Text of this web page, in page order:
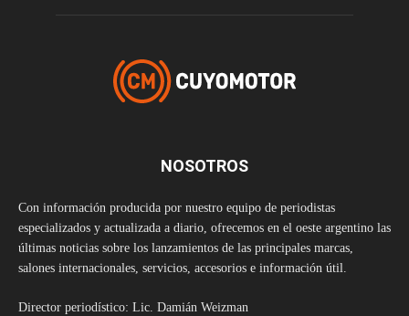
NOSOTROS
Con información producida por nuestro equipo de periodistas
especializados y actualizada a diario, ofrecemos en el oeste argentino las
últimas noticias sobre los lanzamientos de las principales marcas,
salones internacionales, servicios, accesorios e información útil.
Director periodístico: Lic. Damián Weizman